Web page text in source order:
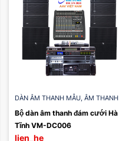
DÀN ÂM THANH MẪU, ÂM THANH
TIỆC CƯỚI
Bộ dàn âm thanh đám cưới Hà
Tĩnh VM-DC006
lien_he